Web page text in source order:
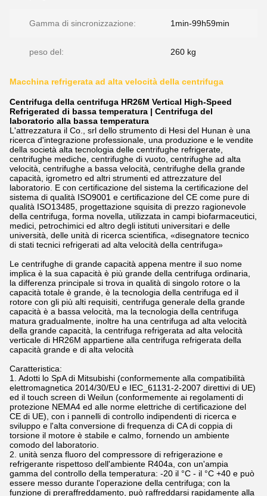
Gamma di sincronizzazione: 1min-99h59min
peso del: 260 kg
Macchina refrigerata ad alta velocità della centrifuga
Centrifuga della centrifuga HR26M Vertical High-Speed
Refrigerated di bassa temperatura | Centrifuga del
laboratorio alla bassa temperatura
L'attrezzatura il Co., srl dello strumento di Hesi del Hunan è una
ricerca d'integrazione professionale, una produzione e le vendite
della società alta tecnologia delle centrifughe refrigerate,
centrifughe mediche, centrifughe di vuoto, centrifughe ad alta
velocità, centrifughe a bassa velocità, centrifughe della grande
capacità, igrometro ed altri strumenti ed attrezzature del
laboratorio. E con certificazione del sistema la certificazione del
sistema di qualità ISO9001 e certificazione del CE come pure di
qualità ISO13485, progettazione squisita di prezzo ragionevole
della centrifuga, forma novella, utilizzata in campi biofarmaceutici,
medici, petrochimici ed altro degli istituti universitari e delle
università, delle unità di ricerca scientifica, «disegnatore tecnico
di stati tecnici refrigerati ad alta velocità della centrifuga»
Le centrifughe di grande capacità appena mentre il suo nome
implica è la sua capacità è più grande della centrifuga ordinaria,
la differenza principale si trova in qualità di singolo rotore o la
capacità totale è grande, è la tecnologia della centrifuga ed il
rotore con gli più alti requisiti, centrifuga generale della grande
capacità è a bassa velocità, ma la tecnologia della centrifuga
matura gradualmente, inoltre ha una centrifuga ad alta velocità
della grande capacità, la centrifuga refrigerata ad alta velocità
verticale di HR26M appartiene alla centrifuga refrigerata della
capacità grande e di alta velocità
Caratteristica:
1. Adotti lo SpA di Mitsubishi (conformemente alla compatibilità
elettromagnetica 2014/30/EU e IEC_61131-2-2007 direttivi di UE)
ed il touch screen di Weilun (conformemente ai regolamenti di
protezione NEMA4 ed alle norme elettriche di certificazione del
CE di UE), con i pannelli di controllo indipendenti di ricerca e
sviluppo e l'alta conversione di frequenza di CA di coppia di
torsione il motore è stabile e calmo, fornendo un ambiente
comodo del laboratorio.
2. unità senza fluoro del compressore di refrigerazione e
refrigerante rispettoso dell'ambiente R404a, con un'ampia
gamma del controllo della temperatura: -20 il °C - il °C +40 e può
essere messo durante l'operazione della centrifuga; con la
funzione di preraffreddamento, può raffreddarsi rapidamente alla